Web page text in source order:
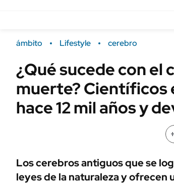
Campo
FINANZAS
Dólar
Seguros
POLÍTICA
URUGUAY
ámbito Lifestyle cerebro
¿Qué sucede con el
muerte? Científicos
hace 12 mil años y
+
Los cerebros antiguos que se
leyes de la naturaleza y ofrecen